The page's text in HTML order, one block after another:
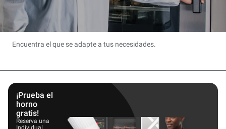
Encuentra el que se adapte a tus necesidades.
¡Prueba el
horno
gratis!
Reserva una
Individual